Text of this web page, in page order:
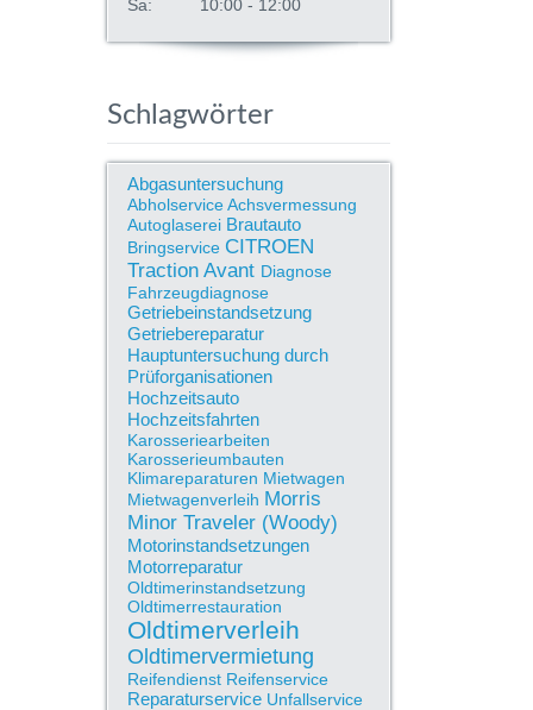
Sa:
10:00 - 12:00
Schlagwörter
Abgasuntersuchung
AbholserviceAchsvermessung
Autoglaserei Brautauto
Bringservice CITROEN
Traction Avant Diagnose
Fahrzeugdiagnose
Getriebeinstandsetzung
Getriebereparatur
Hauptuntersuchung durch
Prüforganisationen
Hochzeitsauto
Hochzeitsfahrten
Karosseriearbeiten
Karosserieumbauten
Klimareparaturen Mietwagen
Mietwagenverleih Morris
Minor Traveler (Woody)
Motorinstandsetzungen
Motorreparatur
Oldtimerinstandsetzung
Oldtimerrestauration
Oldtimerverleih
Oldtimervermietung
Reifendienst Reifenservice
Reparaturservice Unfallservice